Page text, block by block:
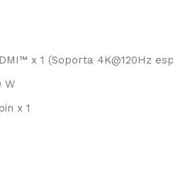
x 1 (Soporta 4K@120Hz
W
x 1